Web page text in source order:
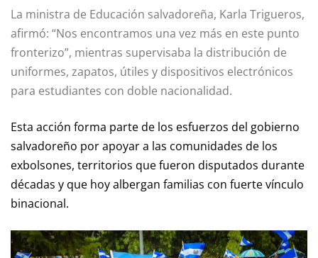
La ministra de Educación salvadoreña, Karla Trigueros,
afirmó: “Nos encontramos una vez más en este punto
fronterizo”, mientras supervisaba la distribución de
uniformes, zapatos, útiles y dispositivos electrónicos
para estudiantes con doble nacionalidad.
Esta acción forma parte de los esfuerzos del gobierno
salvadoreño por apoyar a las comunidades de los
exbolsones, territorios que fueron disputados durante
décadas y que hoy albergan familias con fuerte vínculo
binacional.